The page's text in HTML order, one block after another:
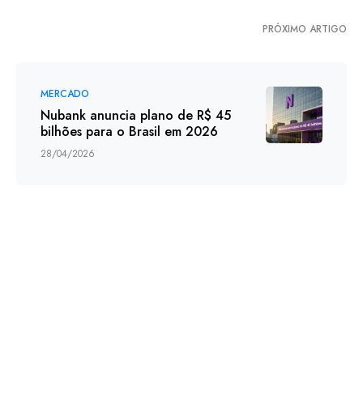
PRÓXIMO ARTIGO
MERCADO
Nubank anuncia plano de R$ 45
bilhões para o Brasil em 2026
28/04/2026